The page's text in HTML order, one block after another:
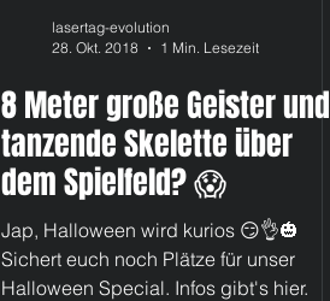
lasertag-evolution
28. Okt. 2018
1 Min. Lesezeit
8 Meter große Geister und
tanzende Skelette über
dem Spielfeld? 😱
Jap, Halloween wird kurios 😏👌🎃
Sichert euch noch Plätze für unser
Halloween Special. Infos gibt's hier.